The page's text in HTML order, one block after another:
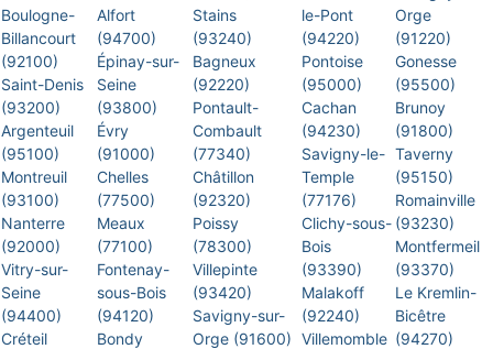
Boulogne-
Billancourt
(92100)
Saint-Denis
(93200)
Argenteuil
(95100)
Montreuil
(93100)
Nanterre
(92000)
Vitry-sur-
Seine
(94400)
Créteil
Alfort
(94700)
Épinay-sur-
Seine
(93800)
Évry
(91000)
Chelles
(77500)
Meaux
(77100)
Fontenay-
sous-Bois
(94120)
Bondy
Stains
(93240)
Bagneux
(92220)
Pontault-
Combault
(77340)
Châtillon
(92320)
Poissy
(78300)
Villepinte
(93420)
Savigny-sur-
Orge (91600)
le-Pont
(94220)
Pontoise
(95000)
Cachan
(94230)
Savigny-le-
Temple
(77176)
Clichy-sous-
Bois
(93390)
Malakoff
(92240)
Villemomble
Orge
(91220)
Gonesse
(95500)
Brunoy
(91800)
Taverny
(95150)
Romainville
(93230)
Montfermeil
(93370)
Le Kremlin-
Bicêtre
(94270)